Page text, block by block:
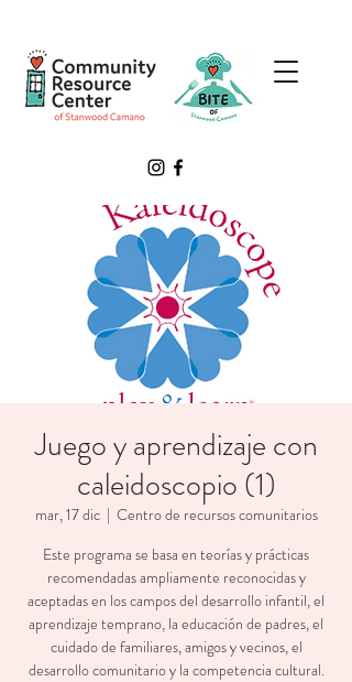
Juego y aprendizaje con
caleidoscopio (1)
mar, 17 dic
  |
Centro de recursos comunitarios
Este programa se basa en teorías y prácticas
recomendadas ampliamente reconocidas y
aceptadas en los campos del desarrollo infantil, el
aprendizaje temprano, la educación de padres, el
cuidado de familiares, amigos y vecinos, el
desarrollo comunitario y la competencia cultural.